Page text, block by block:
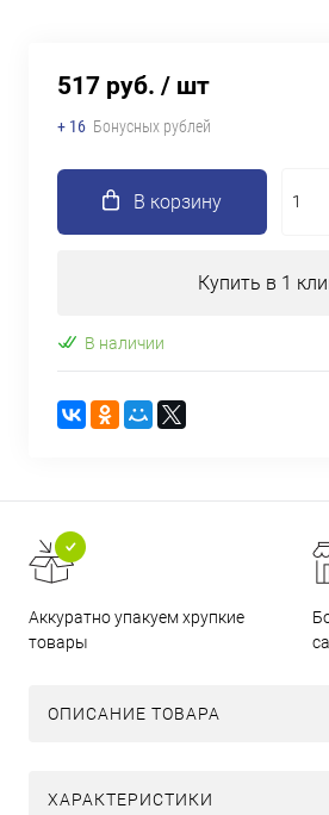
517 руб. / шт
+ 16 Бонусных рублей
В корзину
Купить в 1
В наличии
Аккуратно упакуем хрупкие
товары
ОПИСАНИЕ ТОВАРА
ХАРАКТЕРИСТИКИ